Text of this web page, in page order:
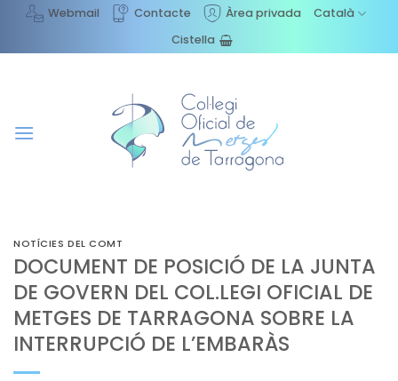
content
Webmail Contacte Àrea privada
Català
Cistella
NOTÍCIES DEL COMT
DOCUMENT DE POSICIÓ DE LA JUNTA
DE GOVERN DEL COL.LEGI OFICIAL DE
METGES DE TARRAGONA SOBRE LA
INTERRUPCIÓ DE L’EMBARÀS